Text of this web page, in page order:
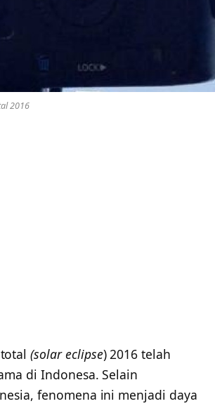
2016
total(solar eclipse) 2016 telah
di Indonesa. Selain
fenomena ini menjadi daya